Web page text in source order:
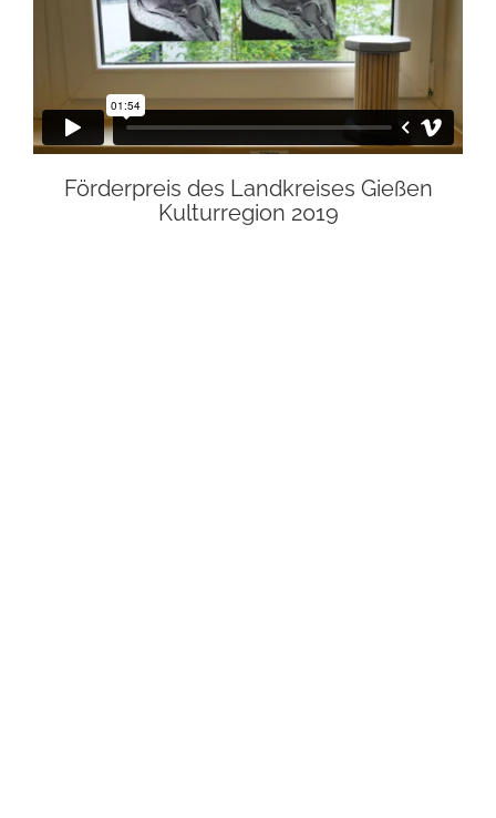
Förderpreis des Landkreises Gießen
Kulturregion 2019